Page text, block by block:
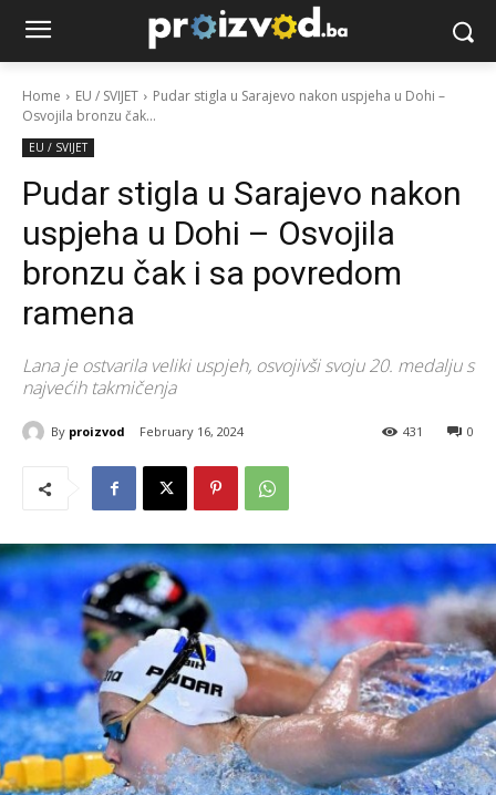
Home EU / SVIJET
Pudar stigla u Sarajevo nakon uspjeha u Dohi –
Osvojila bronzu čak...
EU / SVIJET
Pudar stigla u Sarajevo nakon
uspjeha u Dohi – Osvojila
bronzu čak i sa povredom
ramena
Lana je ostvarila veliki uspjeh, osvojivši svoju 20. medalju s
najvećih takmičenja
By proizvod February 16, 2024 0
431